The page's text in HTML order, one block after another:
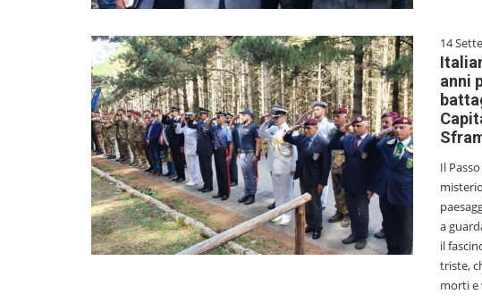
14
anni
Il
a
il
triste,
morti e